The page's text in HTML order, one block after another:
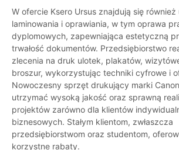
W ofercie Ksero Ursus znajdują się również
laminowania i oprawiania, w tym oprawa
dyplomowych, zapewniająca estetyczną
trwałość dokumentów. Przedsiębiorstwo
zlecenia na druk ulotek, plakatów,
broszur, wykorzystując techniki cyfrowe i
Nowoczesny sprzęt drukujący marki
utrzymać wysoką jakość oraz sprawną
projektów zarówno dla klientów
biznesowych. Stałym klientom, zwłaszcza
przedsiębiorstwom oraz studentom,
korzystne rabaty.